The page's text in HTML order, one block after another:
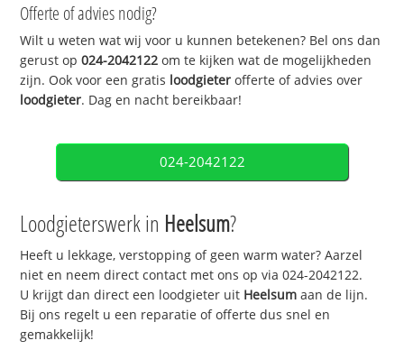
Offerte of advies nodig?
Wilt u weten wat wij voor u kunnen betekenen? Bel ons dan
gerust op024-2042122 om te kijken wat de mogelijkheden
zijn. Ook voor een gratis loodgieter offerte of advies over
loodgieter. Dag en nacht bereikbaar!
024-2042122
Loodgieterswerk in Heelsum?
Heeft u lekkage, verstopping of geen warm water? Aarzel
niet en neem direct contact met ons op via 024-2042122.
U krijgt dan direct een loodgieter uit Heelsum aan de lijn.
Bij ons regelt u een reparatie of offerte dus snel en
gemakkelijk!